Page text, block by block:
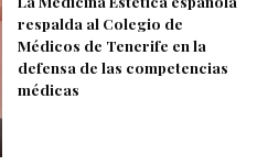
respalda al Colegio de
Médicos de Tenerife en la
defensa de las competencias
médicas